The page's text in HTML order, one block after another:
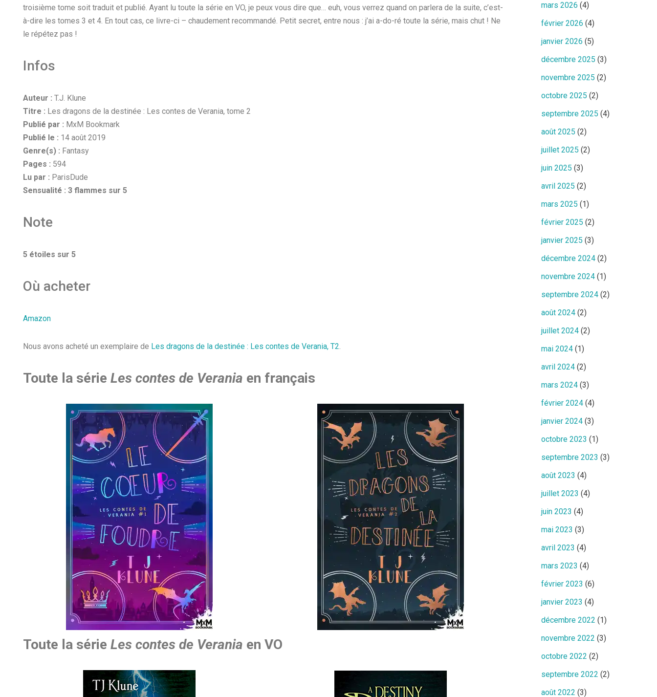
troisième tome soit traduit et publié. Ayant lu toute la série en VO, je peux vous dire que… euh, vous verrez quand on parlera de la suite, c’est-
à-dire les tomes 3 et 4. En tout cas, ce livre-ci – chaudement recommandé. Petit secret, entre nous : j’ai a-do-ré toute la série, mais chut ! Ne
le répétez pas !
Infos
Auteur : T.J. Klune
Titre : Les dragons de la destinée : Les contes de Verania, tome 2
Publié par : MxM Bookmark
Publié le : 14 août 2019
Genre(s) : Fantasy
Pages : 594
Lu par : ParisDude
Sensualité : 3 flammes sur 5
Note
5 étoiles sur 5
Où acheter
Amazon
Nous avons acheté un exemplaire de Les dragons de la destinée : Les contes de Verania, T2.
Toute la série Les contes de Verania en français
Toute la série Les contes de Verania en VO
mars 2026 (4)
février 2026 (4)
janvier 2026 (5)
décembre 2025 (3)
novembre 2025 (2)
octobre 2025 (2)
septembre 2025 (4)
août 2025 (2)
juillet 2025 (2)
juin 2025 (3)
avril 2025 (2)
mars 2025 (1)
février 2025 (2)
janvier 2025 (3)
décembre 2024 (2)
novembre 2024 (1)
septembre 2024 (2)
août 2024 (2)
juillet 2024 (2)
mai 2024 (1)
avril 2024 (2)
mars 2024 (3)
février 2024 (4)
janvier 2024 (3)
octobre 2023 (1)
septembre 2023 (3)
août 2023 (4)
juillet 2023 (4)
juin 2023 (4)
mai 2023 (3)
avril 2023 (4)
mars 2023 (4)
février 2023 (6)
janvier 2023 (4)
décembre 2022 (1)
novembre 2022 (3)
octobre 2022 (2)
septembre 2022 (2)
août 2022 (3)